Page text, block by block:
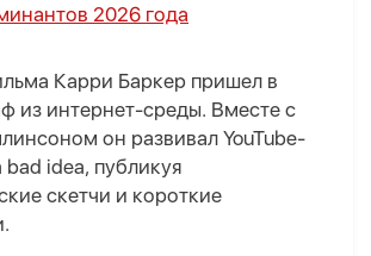
2026 года
Карри Баркер пришел в
из интернет-среды. Вместе с
он развивал YouTube-
bad idea, публикуя
скетчи и короткие